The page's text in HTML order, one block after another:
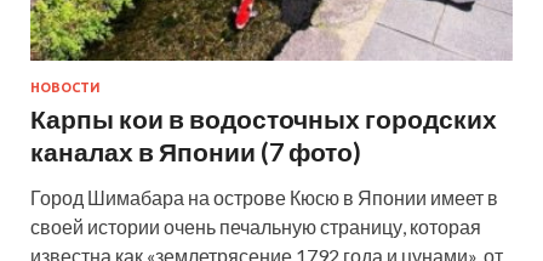
НОВОСТИ
Карпы кои в водосточных городских
каналах в Японии (7 фото)
Город Шимабара на острове Кюсю в Японии имеет в
своей истории очень печальную страницу, которая
известна как «землетрясение 1792 года и цунами», от